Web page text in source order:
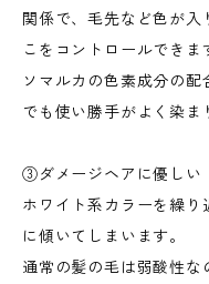
関係で、毛先など色が入
こをコントロールできま
ソマルカの色素成分の
でも使い勝手がよく染ま
③ダメージヘアに優しい
ホワイト系カラーを繰
に傾いてしまいます。
通常の髪の毛は弱酸性